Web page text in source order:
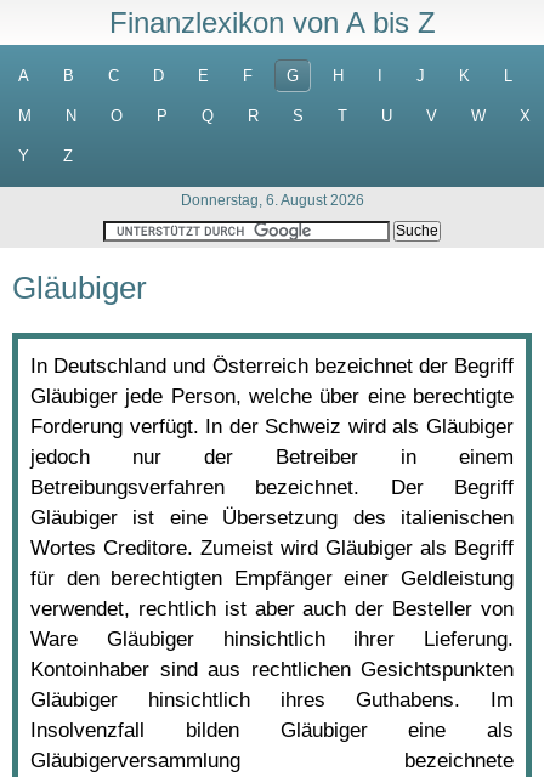
Finanzlexikon von A bis Z
A B C D E F G H J K L
M N O P Q R S T U V W X
Y Z
Donnerstag, 6. August 2026
Gläubiger
In Deutschland und Österreich bezeichnet der Begriff
Gläubiger jede Person, welche über eine berechtigte
Forderung verfügt. In der Schweiz wird als Gläubiger
jedoch nur der Betreiber in einem
Betreibungsverfahren bezeichnet. Der Begriff
Gläubiger ist eine Übersetzung des italienischen
Wortes Creditore. Zumeist wird Gläubiger als Begriff
für den berechtigten Empfänger einer Geldleistung
verwendet, rechtlich ist aber auch der Besteller von
Ware Gläubiger hinsichtlich ihrer Lieferung.
Kontoinhaber sind aus rechtlichen Gesichtspunkten
Gläubiger hinsichtlich ihres Guthabens. Im
Insolvenzfall bilden Gläubiger eine als
Gläubigerversammlung bezeichnete